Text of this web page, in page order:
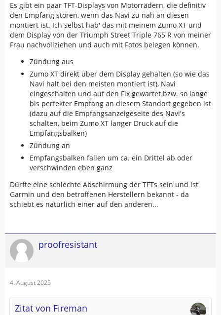
Es gibt ein paar TFT-Displays von Motorrädern, die definitiv
den Empfang stören, wenn das Navi zu nah an diesen
montiert ist. Ich selbst hab' das mit meinem Zumo XT und
dem Display von der Triumph Street Triple 765 R von meiner
Frau nachvollziehen und auch mit Fotos belegen können.
Zündung aus
Zumo XT direkt über dem Display gehalten (so wie das
Navi halt bei den meisten montiert ist), Navi
eingeschalten und auf den Fix gewartet bzw. so lange
bis perfekter Empfang an diesem Standort gegeben ist
(dazu auf die Empfangsanzeigeseite des Navi's
schalten, beim Zumo XT langer Druck auf die
Empfangsbalken)
Zündung an
Empfangsbalken fallen um ca. ein Drittel ab oder
verschwinden eben ganz
Dürfte eine schlechte Abschirmung der TFTs sein und ist
Garmin und den betroffenen Herstellern bekannt - da
schiebt es natürlich einer auf den anderen...
proofresistant
4. August 2025
Zitat von Fireman